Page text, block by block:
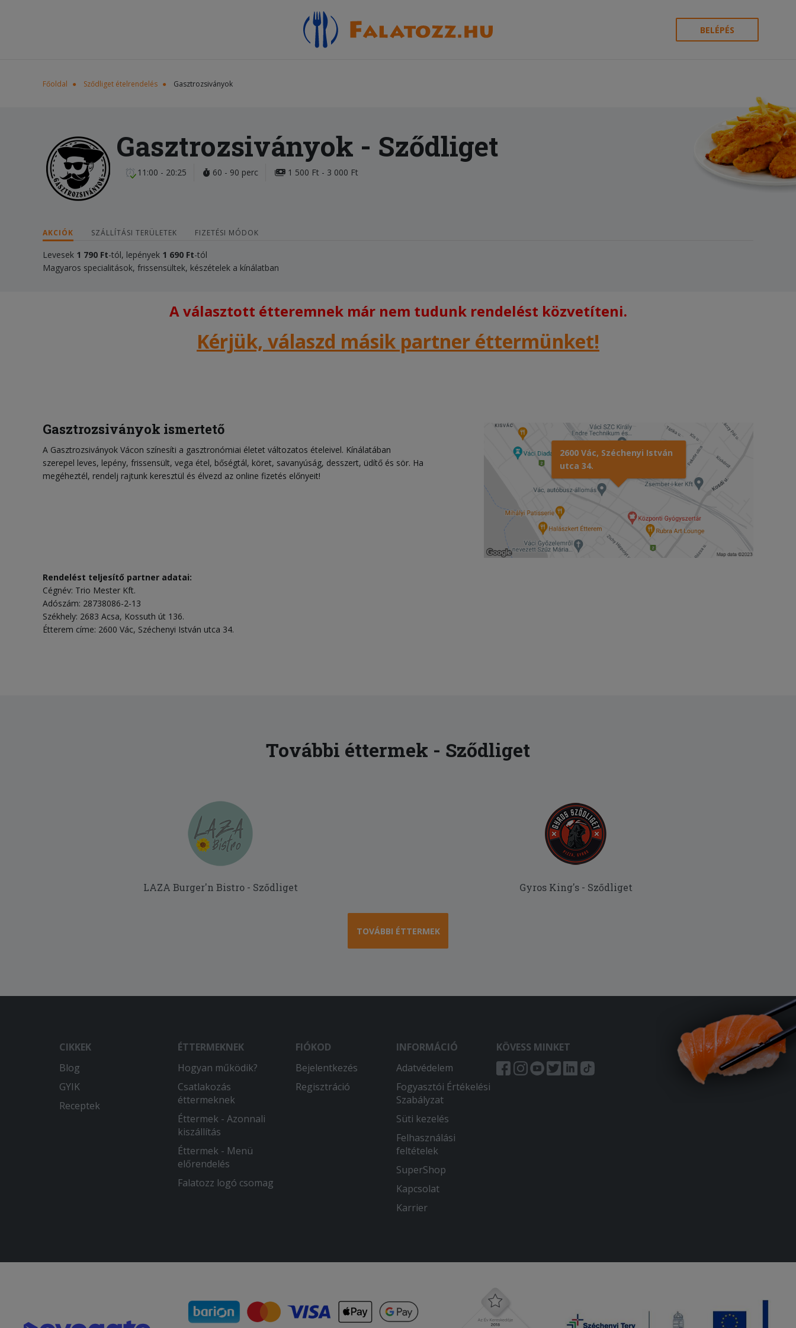
BELÉPÉS
Főoldal Sződliget ételrendelés Gasztrozsiványok
Gasztrozsiványok - Sződliget
11:00 - 20:25 60 - 90 perc 1 500 Ft - 3 000 Ft
AKCIÓK SZÁLLÍTÁSI TERÜLETEK FIZETÉSI MÓDOK
Levesek 1 790 Ft-tól, lepények 1 690 Ft-tól
Magyaros specialitások, frissensültek, készételek a kínálatban
A választott étteremnek már nem tudunk rendelést közvetíteni.
Kérjük, válaszd másik partner éttermünket!
Gasztrozsiványok ismertető
A Gasztrozsiványok Vácon színesíti a gasztronómiai életet változatos ételeivel. Kínálatában
szerepel leves, lepény, frissensült, vega étel, bőségtál, köret, savanyúság, desszert, üdítő és sör. Ha
megéheztél, rendelj rajtunk keresztül és élvezd az online fizetés előnyeit!
2600 Vác, Széchenyi István
utca 34.
Rendelést teljesítő partner adatai:
Cégnév: Trio Mester Kft.
Adószám: 28738086-2-13
Székhely: 2683 Acsa, Kossuth út 136.
Étterem címe: 2600 Vác, Széchenyi István utca 34.
További éttermek - Sződliget
LAZA Burger'n Bistro - Sződliget Gyros King's - Sződliget
TOVÁBBI ÉTTERMEK
CIKKEK
Blog
GYIK
Receptek
ÉTTERMEKNEK
Hogyan működik?
Csatlakozás
éttermeknek
Éttermek - Azonnali
kiszállítás
Éttermek - Menü
előrendelés
Falatozz logó csomag
FIÓKOD
Bejelentkezés
Regisztráció
INFORMÁCIÓ
Adatvédelem
Fogyasztói Értékelési
Szabályzat
Süti kezelés
Felhasználási
feltételek
SuperShop
Kapcsolat
Karrier
KÖVESS MINKET